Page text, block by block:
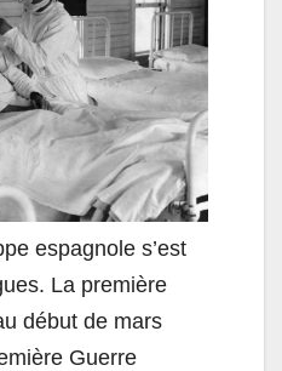
espagnole s’est
La première
début de mars
Guerre